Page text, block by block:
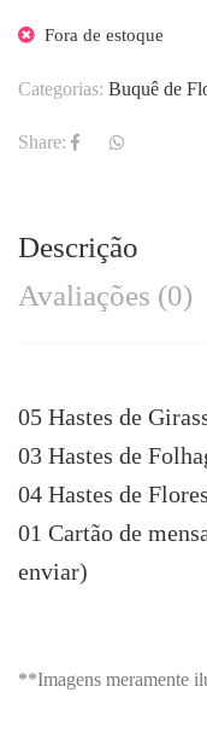
Fora de estoque
Categorias: Buquê de
Share:
Descrição
Avaliações (0)
05 Hastes de
03 Hastes de
04 Hastes de
01 Cartão de
enviar)
**Imagens meramente